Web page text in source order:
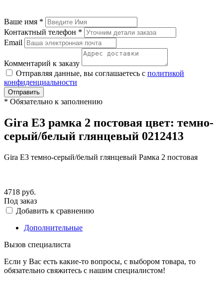
Ваше имя *
Контактный телефон *
Email
Комментарий к заказу
Отправляя данные, вы соглашаетесь с политикой
конфиденциальности
Отправить
* Обязательно к заполнению
Gira E3 рамка 2 постовая цвет: темно-
серый/белый глянцевый 0212413
Gira E3 темно-серый/белый глянцевый Рамка 2 постовая
4718 руб.
Под заказ
Добавить к сравнению
Дополнительные
Вызов специалиста
Если у Вас есть какие-то вопросы, с выбором товара, то
обязательно свяжитесь с нашим специалистом!